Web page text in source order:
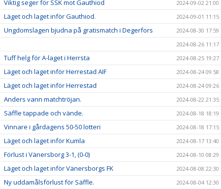
Viktig seger för SSK mot Gauthiod 2024-09-02 21:00
Läget och laget inför Gauthiod. 2024-09-01 11:15
Ungdomslagen bjudna på gratismatch i Degerfors
2024-08-30 17:59
2024-08-26 11:17
Tuff helg för A-laget i Herrsta 2024-08-25 19:27
Läget och laget inför Herrestad AIF 2024-08-24 09:58
Läget och laget inför Herrestad 2024-08-24 09:26
Anders vann matchtröjan. 2024-08-22 21:35
Säffle tappade och vände. 2024-08-18 18:19
Vinnare i gårdagens 50-50 lotteri 2024-08-18 17:15
Läget och laget inför Kumla 2024-08-17 13:40
Förlust i Vänersborg 3-1, (0-0) 2024-08-10 08:29
Läget och laget inför Vänersborgs FK 2024-08-08 22:30
Ny uddamålsförlust för Säffle. 2024-08-04 12:30